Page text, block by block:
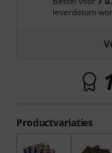
Productvariaties
leverdatum